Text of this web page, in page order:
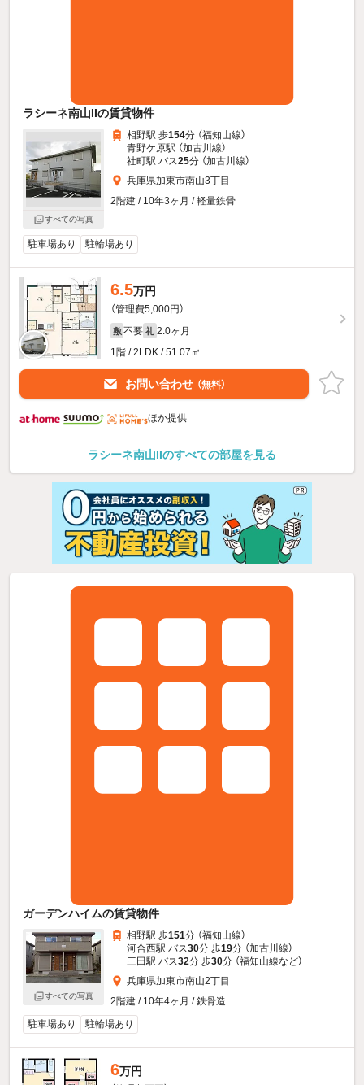
ラシーネ南山IIの賃貸物件
すべての写真
相野駅 歩154分 （福知山線）
青野ケ原駅 （加古川線）
社町駅 バス25分 （加古川線）
兵庫県加東市南山3丁目
2階建 / 10年3ヶ月 / 軽量鉄骨
駐車場あり 駐輪場あり
6.5万円
（管理費5,000円）
敷 不要 礼 2.0ヶ月
1階 / 2LDK / 51.07㎡
お問い合わせ （無料）
ほか提供
ラシーネ南山IIのすべての部屋を見る
ガーデンハイムの賃貸物件
すべての写真
相野駅 歩151分 （福知山線）
河合西駅 バス30分 歩19分 （加古川線）
三田駅 バス32分 歩30分 （福知山線など）
兵庫県加東市南山2丁目
2階建 / 10年4ヶ月 / 鉄骨造
駐車場あり
駐輪場あり
6万円